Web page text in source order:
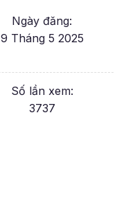
Ngày đăng:
9 Tháng 5 2025
Số lần xem:
3737